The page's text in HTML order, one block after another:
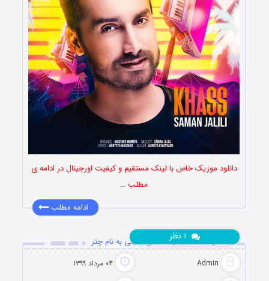
دانلود موزیک خاص با لینک مستقیم و کیفیت اورجینال در ادامه ی
مطلب …
ادامه مطلب
دانلود آهنگ جدید سامان جلیلی به نام چتر
Admin ۰۴ مرداد ۱۳۹۹
نظر